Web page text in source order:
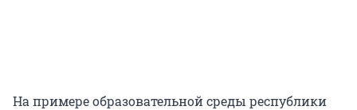
На примере образовательной среды республики